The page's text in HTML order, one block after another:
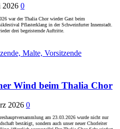
2026 0
war der Thalia Chor wieder Gast beim
Pflasterklang in der Schweinfurter Innenstadt.
drei begeisternde Auftritte.
Wind beim Thalia Chor
2026 0
am 23.03.2026 wurde nicht nur
bestätigt, sondern auch unser neuer Chorleiter